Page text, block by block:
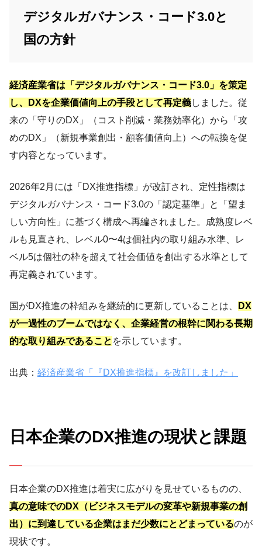
デジタルガバナンス・コード3.0と
国の方針
経済産業省は「デジタルガバナンス・コード3.0」を策定
し、DXを企業価値向上の手段として再定義しました。従
来の「守りのDX」（コスト削減・業務効率化）から「攻
めのDX」（新規事業創出・顧客価値向上）への転換を促
す内容となっています。
2026年2月には「DX推進指標」が改訂され、定性指標は
デジタルガバナンス・コード3.0の「認定基準」と「望ま
しい方向性」に基づく構成へ再編されました。成熟度レベ
ルも見直され、レベル0〜4は個社内の取り組み水準、レ
ベル5は個社の枠を超えて社会価値を創出する水準として
再定義されています。
国がDX推進の枠組みを継続的に更新していることは、
DX
が一過性のブームではなく、企業経営の根幹に関わる長期
的な取り組みであること を示しています。
出典： 経済産業省「『DX推進指標』を改訂しました」
日本企業のDX推進の現状と課題
日本企業のDX推進は着実に広がりを見せているものの、
真の意味でのDX（ビジネスモデルの変革や新規事業の創
出）に到達している企業はまだ少数にとどまっているのが
現状です。